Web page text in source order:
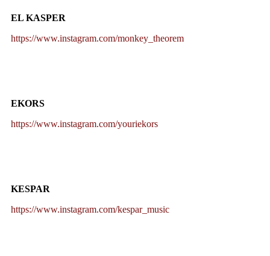
EL KASPER
https://www.instagram.com/monkey_theorem
EKORS
https://www.instagram.com/youriekors
KESPAR
https://www.instagram.com/kespar_music